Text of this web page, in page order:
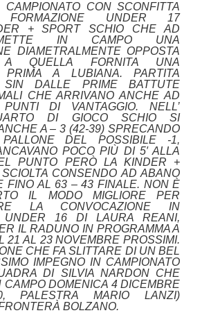
CAMPIONATO CON SCONFITTA
UNDER 17
+ SPORT SCHIO CHE AD
IN CAMPO UNA
DIAMETRALMENTE OPPOSTA
A QUELLA FORNITA UNA
PRIMA A LUBIANA.PARTITA
SIN DALLE PRIME BATTUTE
CHE ARRIVANO ANCHEAD
DI VANTAGGIO. NELL’
DI GIOCO SCHIO SI
A – 3 (42-39) SPRECANDO
DEL POSSIBILE -1,
POCO PIÙ DI 5′ ALLA
PUNTO PERÒ LA KINDER +
CONSENDO AD ABANO
FINO AL 63 – 43 FINALE. NON È
IL MODO MIGLIORE PER
LA CONVOCAZIONE IN
UNDER 16 DI LAURA REANI,
IL RADUNO IN PROGRAMMA A
21 AL 23 NOVEMBRE PROSSIMI.
CHE FA SLITTARE DI UN BEL
IMPEGNO IN CAMPIONATO
DI SILVIA NARDON CHE
CAMPO DOMENICA 4DICEMBRE
PALESTRA MARIO LANZI)
BOLZANO.